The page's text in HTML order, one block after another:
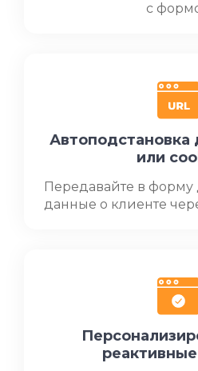
с
Автоподстановка
или
Передавайте в
данные о клиенте